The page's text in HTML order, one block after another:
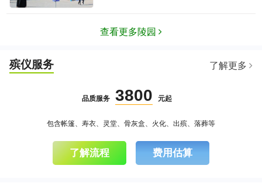
查看更多陵园
殡仪服务 了解更多
品质服务 3800 元起
包含帐篷、寿衣、灵堂、骨灰盒、火化、出殡、落葬等
了解流程 费用估算